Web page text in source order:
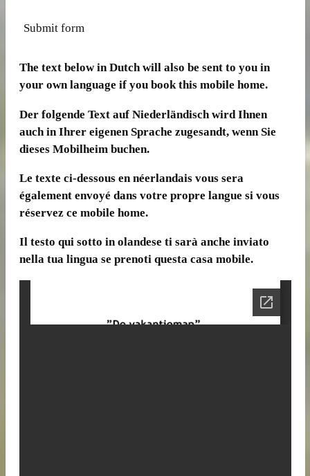
Submit form
The text below in Dutch will also be sent to you in
your own language if you book this mobile home.
Der folgende Text auf Niederländisch wird Ihnen
auch in Ihrer eigenen Sprache zugesandt, wenn Sie
dieses Mobilheim buchen.
Le texte ci-dessous en néerlandais vous sera
également envoyé dans votre propre langue si vous
réservez ce mobile home.
Il testo qui sotto in olandese ti sarà anche inviato
nella tua lingua se prenoti questa casa mobile.